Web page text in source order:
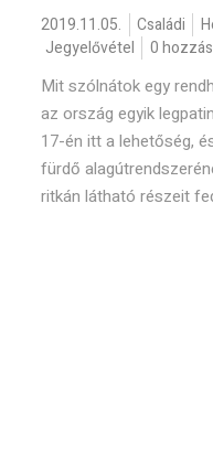
2019.11.05. Családi
Jegyelővétel
0
Mit szólnátok egy
az ország egyik
17-én itt a lehetőség,
fürdő
ritkán látható részeit